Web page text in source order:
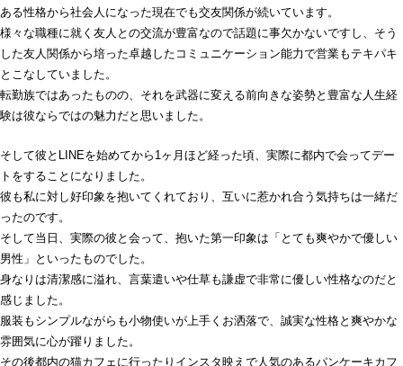
ある性格から社会人になった現在でも交友関係が続いています。
様々な職種に就く友人との交流が豊富なので話題に事欠かないですし、そう
した友人関係から培った卓越したコミュニケーション能力で営業もテキパキ
とこなしていました。
転勤族ではあったものの、それを武器に変える前向きな姿勢と豊富な人生経
験は彼ならではの魅力だと思いました。
そして彼とLINEを始めてから1ヶ月ほど経った頃、実際に都内で会ってデー
トをすることになりました。
彼も私に対し好印象を抱いてくれており、互いに惹かれ合う気持ちは一緒だ
ったのです。
そして当日、実際の彼と会って、抱いた第一印象は「とても爽やかで優しい
男性」といったものでした。
身なりは清潔感に溢れ、言葉遣いや仕草も謙虚で非常に優しい性格なのだと
感じました。
服装もシンプルながらも小物使いが上手くお洒落で、誠実な性格と爽やかな
雰囲気に心が躍りました。
その後都内の猫カフェに行ったりインスタ映えで人気のあるパンケーキカフ